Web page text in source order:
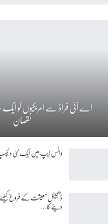
اے آئی فراڈ سے امریکیوں کو ایک
نقصان
واٹس ایپ میں ایک نئی
ڈیجیٹل معیشت کے فروغ کیلئے
دینے کا…